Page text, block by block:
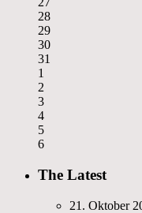
28
29
30
31
1
2
3
4
5
6
The Latest
21. Oktober